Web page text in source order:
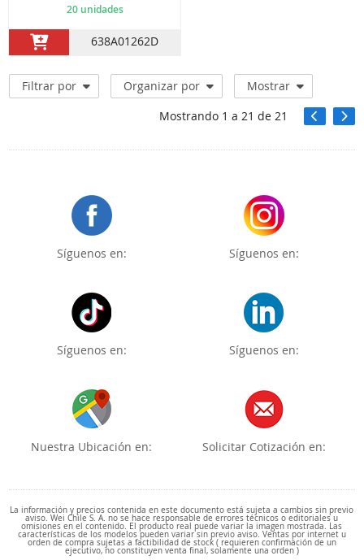
20 unidades
638A01262D
Filtrar por Organizar por
Mostrar
Mostrando 1 a 21 de 21
Síguenos en: Síguenos en:
Síguenos en: Síguenos en:
Nuestra Ubicación en: Solicitar Cotización en:
La información y precios contenida en este documento está sujeta a cambios sin previo
aviso. Wei Chile S. A. no se hace responsable de errores técnicos o editoriales u
omisiones en el contenido. El producto real puede variar la imagen mostrada. Las
características de los modelos pueden variar sin previo aviso. Ventas por internet u
orden de compra sujetas a factibilidad de stock ( requieren confirmación de un
ejecutivo, no constituyen venta final, solamente una orden )